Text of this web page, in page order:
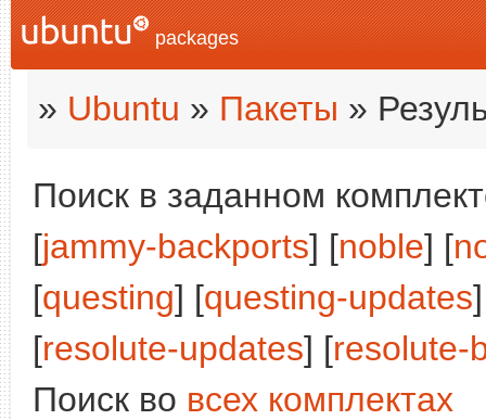
packages
» Ubuntu » Пакеты »
Поиск в заданном
[jammy-backports] [noble] [
[questing] [questing-updates
[resolute-updates] [resolute-
Поиск во всех комплектах